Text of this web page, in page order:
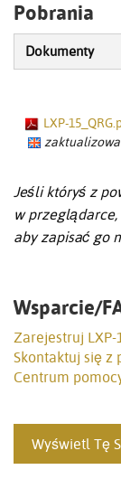
Język/Region
Pobrania
Dokumenty
LXP-
Jeśli któryś z
w
aby zapisać go
Wsparcie/
Zarejestruj LXP-
Skontaktuj się z
Centrum
Wyświetl Tę